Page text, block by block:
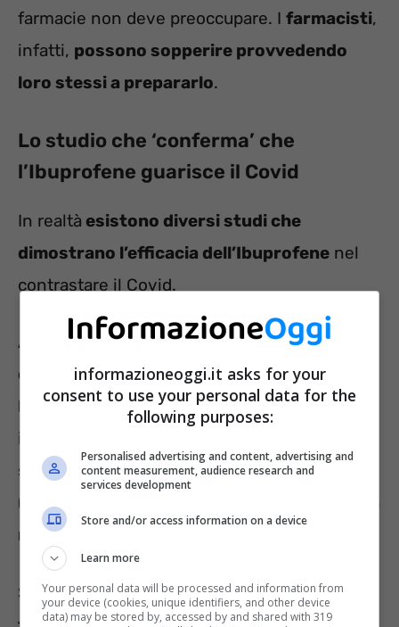
farmacie non deve preoccupare. I farmacisti,
infatti, possono sopperire provvedendo
loro stessi a prepararlo.
Lo studio che ‘conferma’ che
l’Ibuprofene guarisce il Covid
In realtà esistono diversi studi che
dimostrano l’efficacia dell’Ibuprofene nel
contrastare il Covid.
A gennaio di quest’anno, ilDirettore
dell’Istituto di ricerca farmacologica Mario
Negri Irccs,Giuseppe Remuzzi, ha divulgato
interessanti scoperte. Ovvero, che
somministrando aiprimi sintomidel virus
(entro 72 ore) Ibuprofene o antinfiammatori,
malattia non degenera
Si salvanodunqueviteperchési evita la
informazioneoggi.it asks for your
consent to use your personal data for the
following purposes:
Personalised advertising and content, advertising and
content measurement, audience research and
services development
Store and/or access information on a device
Learn more
Your personal data will be processed and information from
your device (cookies, unique identifiers, and other device
data) may be stored by, accessed by and shared with 319